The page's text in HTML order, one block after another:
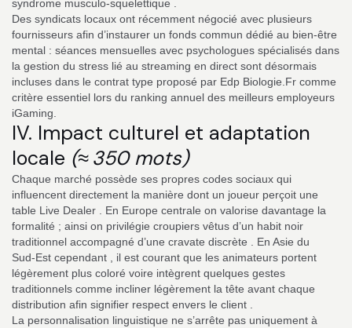
syndrome musculo‑squelettique .
Des syndicats locaux ont récemment négocié avec plusieurs
fournisseurs afin d’instaurer un fonds commun dédié au bien‑être
mental : séances mensuelles avec psychologues spécialisés dans
la gestion du stress lié au streaming en direct sont désormais
incluses dans le contrat type proposé par Edp Biologie.Fr comme
critère essentiel lors du ranking annuel des meilleurs employeurs
iGaming.
IV. Impact culturel et adaptation
locale (≈ 350 mots)
Chaque marché possède ses propres codes sociaux qui
influencent directement la manière dont un joueur perçoit une
table Live Dealer . En Europe centrale on valorise davantage la
formalité ; ainsi on privilégie croupiers vêtus d’un habit noir
traditionnel accompagné d’une cravate discrète . En Asie du
Sud‑Est cependant , il est courant que les animateurs portent
légèrement plus coloré voire intègrent quelques gestes
traditionnels comme incliner légèrement la tête avant chaque
distribution afin signifier respect envers le client .
La personnalisation linguistique ne s’arrête pas uniquement à